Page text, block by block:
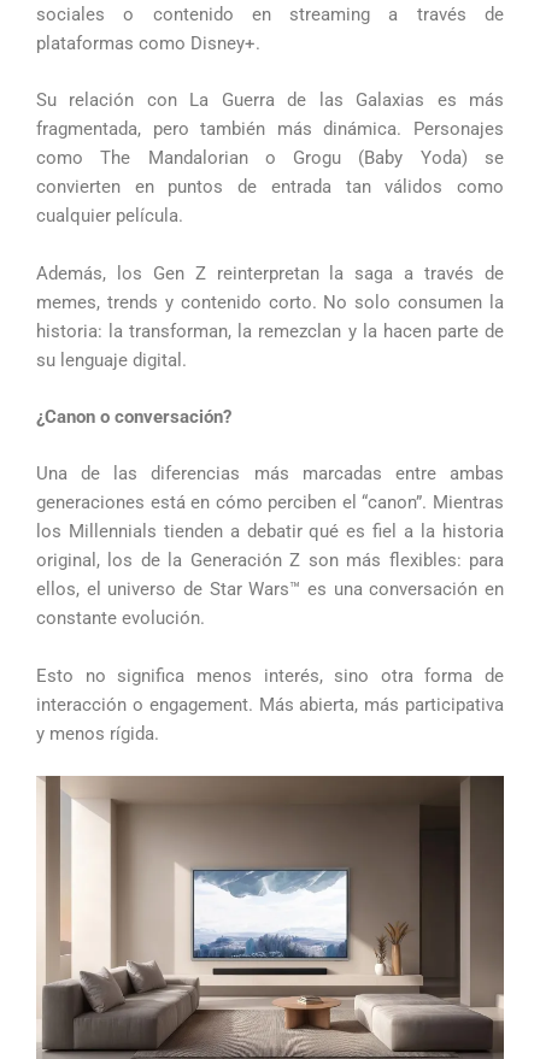
sociales o contenido en streaming a través de
plataformas como Disney+.
Su relación con La Guerra de las Galaxias es más
fragmentada, pero también más dinámica. Personajes
como The Mandalorian o Grogu (Baby Yoda) se
convierten en puntos de entrada tan válidos como
cualquier película.
Además, los Gen Z reinterpretan la saga a través de
memes, trends y contenido corto. No solo consumen la
historia: la transforman, la remezclan y la hacen parte de
su lenguaje digital.
¿Canon o conversación?
Una de las diferencias más marcadas entre ambas
generaciones está en cómo perciben el “canon”. Mientras
los Millennials tienden a debatir qué es fiel a la historia
original, los de la Generación Z son más flexibles: para
ellos, el universo de Star Wars™ es una conversación en
constante evolución.
Esto no significa menos interés, sino otra forma de
interacción o engagement. Más abierta, más participativa
y menos rígida.